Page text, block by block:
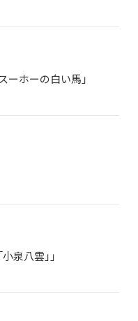
ーホーの白い馬」
泉八雲」」